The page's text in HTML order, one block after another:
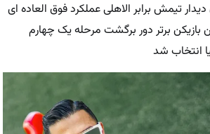
تیمش برابر الاهلی عملکرد فوق العاده ای
برتر دور برگشت مرحله یک چهارم
انتخاب شد